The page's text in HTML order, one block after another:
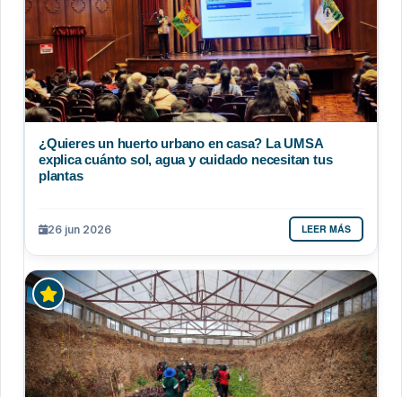
¿Quieres un huerto urbano en casa? La UMSA
explica cuánto sol, agua y cuidado necesitan tus
plantas
26 jun 2026 LEER MÁS